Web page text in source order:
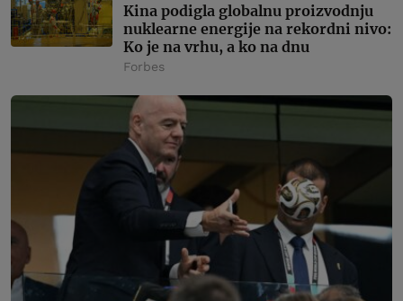
Kina podigla globalnu proizvodnju
nuklearne energije na rekordni nivo:
Ko je na vrhu, a ko na dnu
Forbes